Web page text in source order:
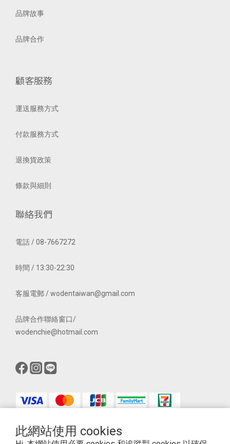
此網站使用 cookies
品牌故事
品牌合作
顧客服務
運送服務方式
付款服務方式
退換貨政策
條款與細則
聯絡我們
電話 / 08-7667272
時間 / 13:30-22:30
客服電郵 / wodentaiwan@gmail.com
品牌合作聯絡窗口/
wodenchie@hotmail.com
$ TWD 繁體中文